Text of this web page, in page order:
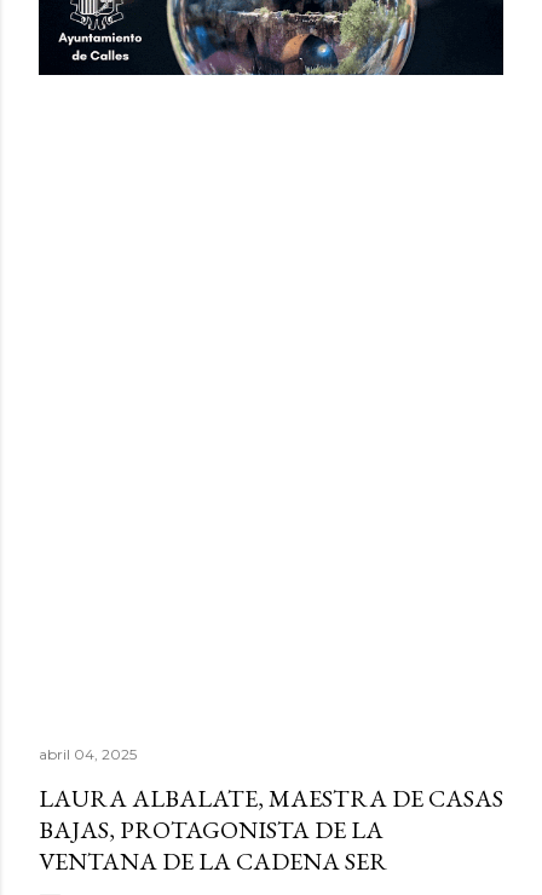
abril 04, 2025
LAURA ALBALATE, MAESTRA DE CASAS
BAJAS, PROTAGONISTA DE LA
VENTANA DE LA CADENA SER